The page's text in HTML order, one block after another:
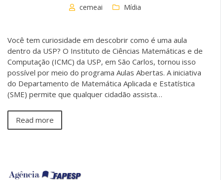
cemeai Mídia
Você tem curiosidade em descobrir como é uma aula
dentro da USP? O Instituto de Ciências Matemáticas e de
Computação (ICMC) da USP, em São Carlos, tornou isso
possível por meio do programa Aulas Abertas. A iniciativa
do Departamento de Matemática Aplicada e Estatística
(SME) permite que qualquer cidadão assista…
Read more